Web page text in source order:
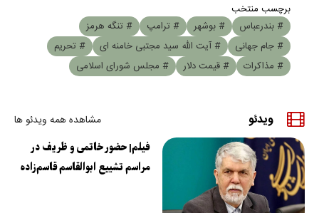
برچسب منتخب
# بندرعباس
# بوشهر # ترامپ
# تنگه هرمز
# جام جهانی
# آیت الله سید مجتبی خامنه ای
# تحریم
# مذاکرات
# قیمت دلار # مجلس شورای اسلامی
ویدئو مشاهده همه ویدئو ها
فیلم| حضور خاتمی و ظریف در
مراسم تشییع ابوالقاسم قاسم‌زاده